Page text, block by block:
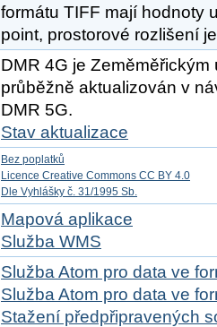
formátu TIFF mají hodnoty
point, prostorové rozlišení
DMR 4G je
průběžně aktualizován v
DMR 5G.
Stav aktualizace
Bez poplatků
Licence Creative Commons CC BY 4.0
Dle Vyhlášky č. 31/1995 Sb.
Mapová aplikace
Služba WMS
Služba Atom pro data ve
Služba Atom pro data ve
Stažení předpřipravených